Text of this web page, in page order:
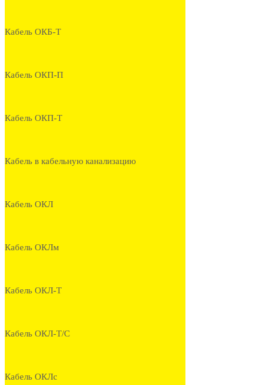
Кабель ОКБ-Т
Кабель ОКП-П
Кабель ОКП-Т
Кабель в кабельную канализацию
Кабель ОКЛ
Кабель ОКЛм
Кабель ОКЛ-Т
Кабель ОКЛ-Т/С
Кабель ОКЛс